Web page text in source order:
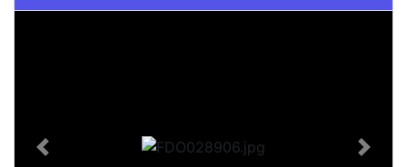
Previous Next